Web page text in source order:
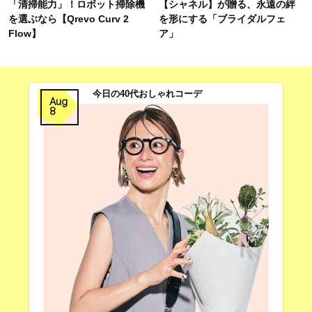
「清掃能力」！ロボット掃除機
を選ぶなら【Qrevo Curv 2
Flow】
【シャネル】が贈る、永遠の絆
を形にする「ブライダルフェ
ア」
Aug
8
今日の40代おしゃれコーデ